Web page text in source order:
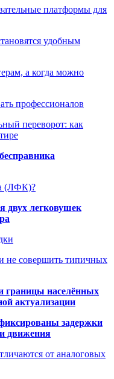
платформы для
удобным
а когда можно
профессионалов
переворот: как
(ЛФК)?
двух легковушек
не совершить типичных
границы населённых
актуализации
задержки
движения
от аналоговых